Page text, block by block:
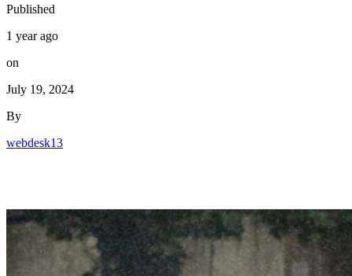
Published
1 year ago
on
July 19, 2024
By
webdesk13